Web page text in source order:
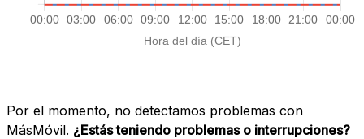
Por el momento, no detectamos problemas con
MásMóvil. ¿Estás teniendo problemas o interrupciones?